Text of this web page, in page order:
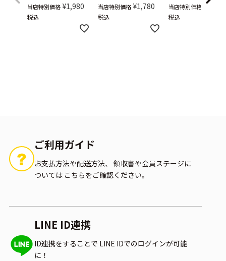
当店特別価格 ¥1,980
税込
当店特別価格 ¥1,780
税込
当店特別価格 ¥3,980
税込
ご利用ガイド
お支払方法や配送方法、 領収書や会員ステージに
ついては こちらをご確認ください。
LINE ID連携
ID連携をすることで LINE IDでのログインが可能
に！